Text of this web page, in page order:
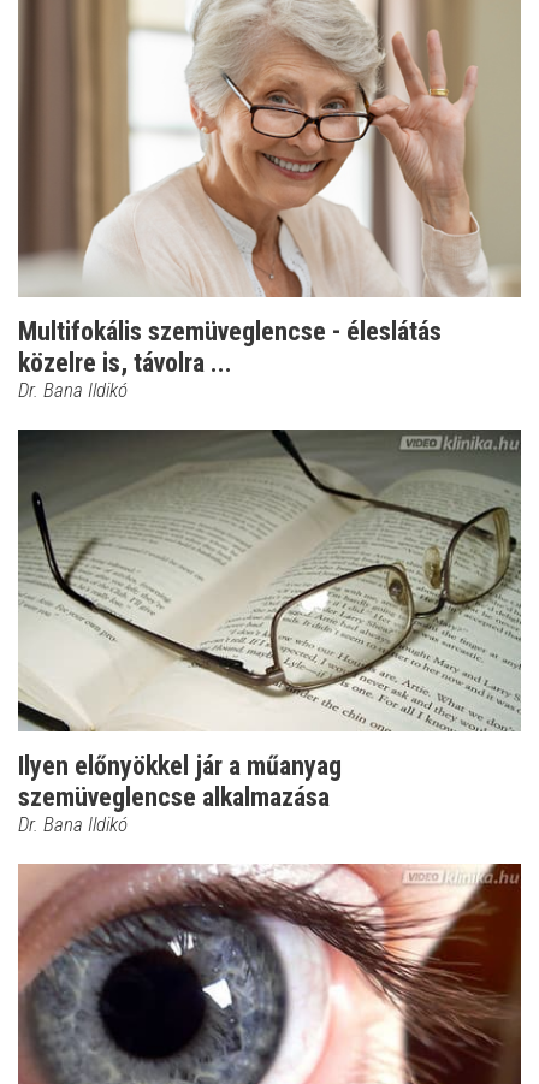
Multifokális szemüveglencse - éleslátás
közelre is, távolra ...
Dr. Bana Ildikó
Ilyen előnyökkel jár a műanyag
szemüveglencse alkalmazása
Dr. Bana Ildikó